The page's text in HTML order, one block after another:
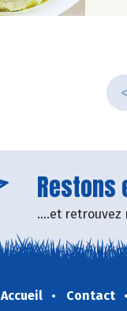
....et retrouvez
Accueil Contact